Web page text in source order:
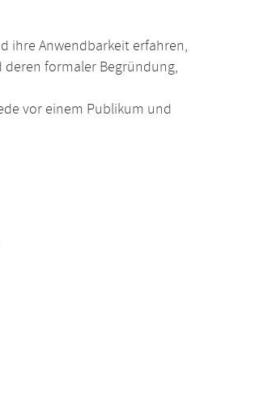
ihre Anwendbarkeit erfahren,
formaler Begründung,
vor einem Publikum und